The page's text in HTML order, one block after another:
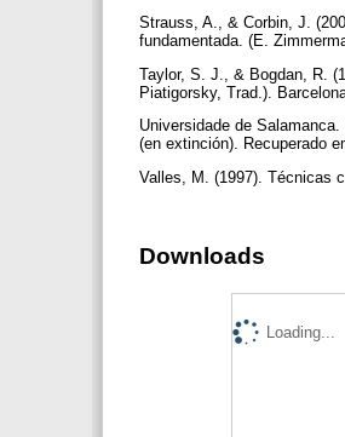
Strauss, A., & Corbin, J.
fundamentada. (E.
Taylor, S. J., & Bogdan, R.
Piatigorsky, Trad.).
Universidade de
(en extinción). Recuperado
Valles, M. (1997). Técnicas
Downloads
Loading...